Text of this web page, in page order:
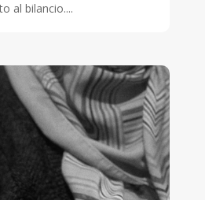
al bilancio....